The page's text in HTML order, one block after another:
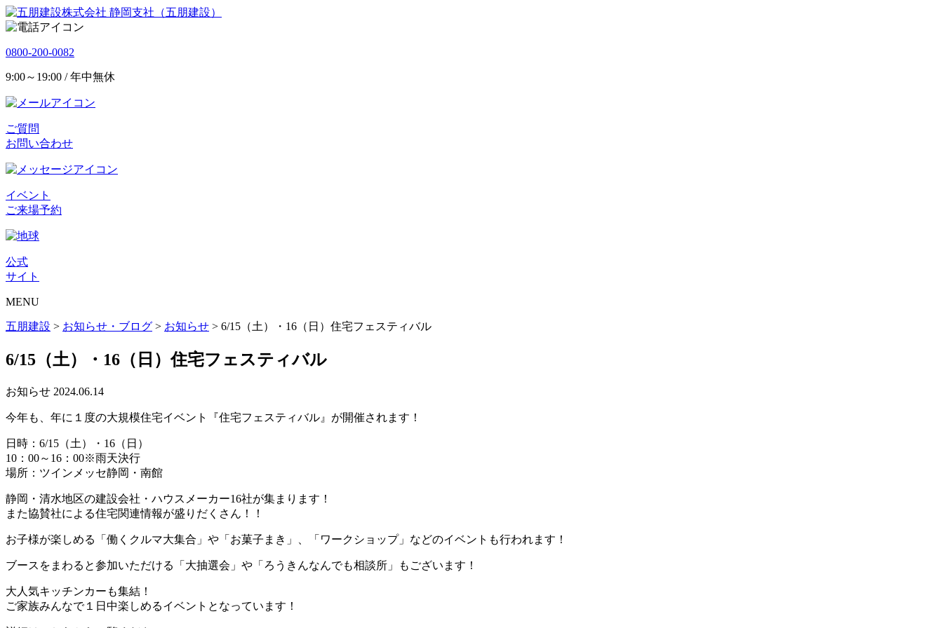
静岡支社（五朋建設）
0800-200-0082
9:00～19:00 / 年中無休
ご質問
お問い合わせ
イベント
ご来場予約
公式
サイト
MENU
五朋建設 > お知らせ・ブログ > お知らせ > 6/15（土）・16（日）住宅フェスティバル
6/15（土）・16（日）住宅フェスティバル
お知らせ 2024.06.14
今年も、年に１度の大規模住宅イベント『住宅フェスティバル』が開催されます！
日時：6/15（土）・16（日）
10：00～16：00※雨天決行
場所：ツインメッセ静岡・南館
静岡・清水地区の建設会社・ハウスメーカー16社が集まります！
また協賛社による住宅関連情報が盛りだくさん！！
お子様が楽しめる「働くクルマ大集合」や「お菓子まき」、「ワークショップ」などのイベントも行われます！
ブースをまわると参加いただける「大抽選会」や「ろうきんなんでも相談所」もございます！
大人気キッチンカーも集結！
ご家族みんなで１日中楽しめるイベントとなっています！